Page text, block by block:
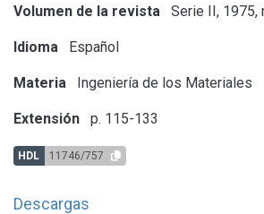
Volumen de la revista Serie II, 1975,
Idioma Español
Materia Ingeniería de los Materiales
Extensión p. 115-133
HDL 11746/757
Descargas